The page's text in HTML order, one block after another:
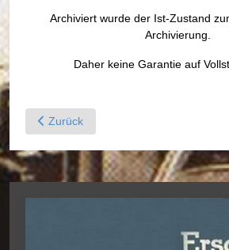
Archiviert wurde der Ist-Zustand
Archivierung.
Daher keine Garantie auf
Previous article: Archiv Ersatzteile Typ
Zurück